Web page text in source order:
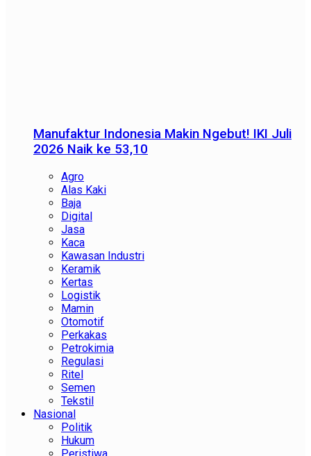
Manufaktur Indonesia Makin Ngebut! IKI Juli
2026 Naik ke 53,10
Agro
Alas Kaki
Baja
Digital
Jasa
Kaca
Kawasan Industri
Keramik
Kertas
Logistik
Mamin
Otomotif
Perkakas
Petrokimia
Regulasi
Ritel
Semen
Tekstil
Nasional
Politik
Hukum